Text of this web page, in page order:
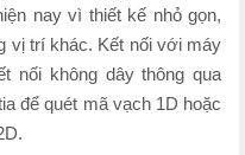
nay vì thiết kế nhỏ gọn,
vị trí khác. Kết nối với máy
nối không dây thông qua
để quét mã vạch 1D hoặc